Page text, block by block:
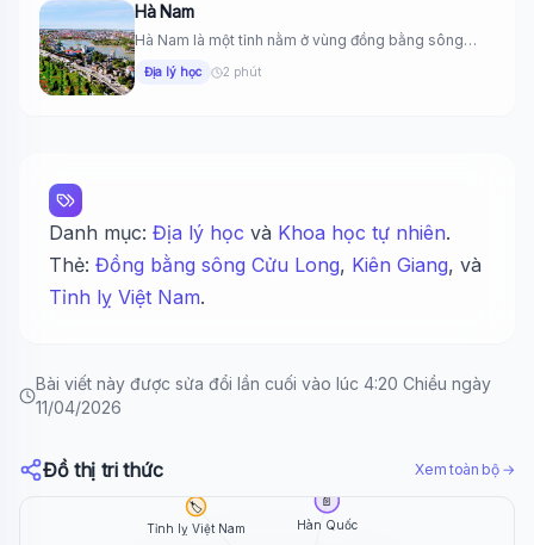
Hà Nam
Hà Nam là một tỉnh nằm ở vùng đồng bằng sông
Địa lý học 2 phút
Danh mục: Địa lý học và Khoa học tự nhiên.
Thẻ: Đồng bằng sông Cửu Long, Kiên Giang, và
Tỉnh lỵ Việt Nam.
Bài viết này được sửa đổi lần cuối vào lúc 4:20 Chiều ngày
11/04/2026
Đồ thị tri thức Xem toàn bộ →
Hàn Quốc
📄
Tỉnh lỵ Việt Nam
🏷️